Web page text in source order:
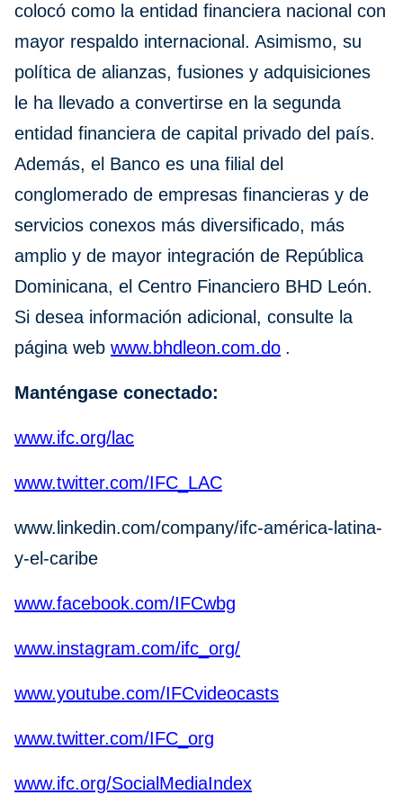
colocó como la entidad financiera nacional con
mayor respaldo internacional. Asimismo, su
política de alianzas, fusiones y adquisiciones
le ha llevado a convertirse en la segunda
entidad financiera de capital privado del país.
Además, el Banco es una filial del
conglomerado de empresas financieras y de
servicios conexos más diversificado, más
amplio y de mayor integración de República
Dominicana, el Centro Financiero BHD León.
Si desea información adicional, consulte la
página web www.bhdleon.com.do .
Manténgase conectado:
www.ifc.org/lac
www.twitter.com/IFC_LAC
www.linkedin.com/company/ifc-américa-latina-
y-el-caribe
www.facebook.com/IFCwbg
www.instagram.com/ifc_org/
www.youtube.com/IFCvideocasts
www.twitter.com/IFC_org
www.ifc.org/SocialMediaIndex